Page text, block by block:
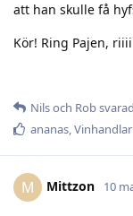
att han skulle få
Kör! Ring Pajen,
Nilsoch Rob
ananas,
M Mittzon 10